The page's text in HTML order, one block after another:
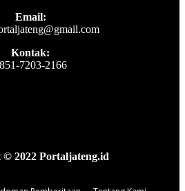
Email:
Kontak:
7203-2166
2022 Portaljateng.id